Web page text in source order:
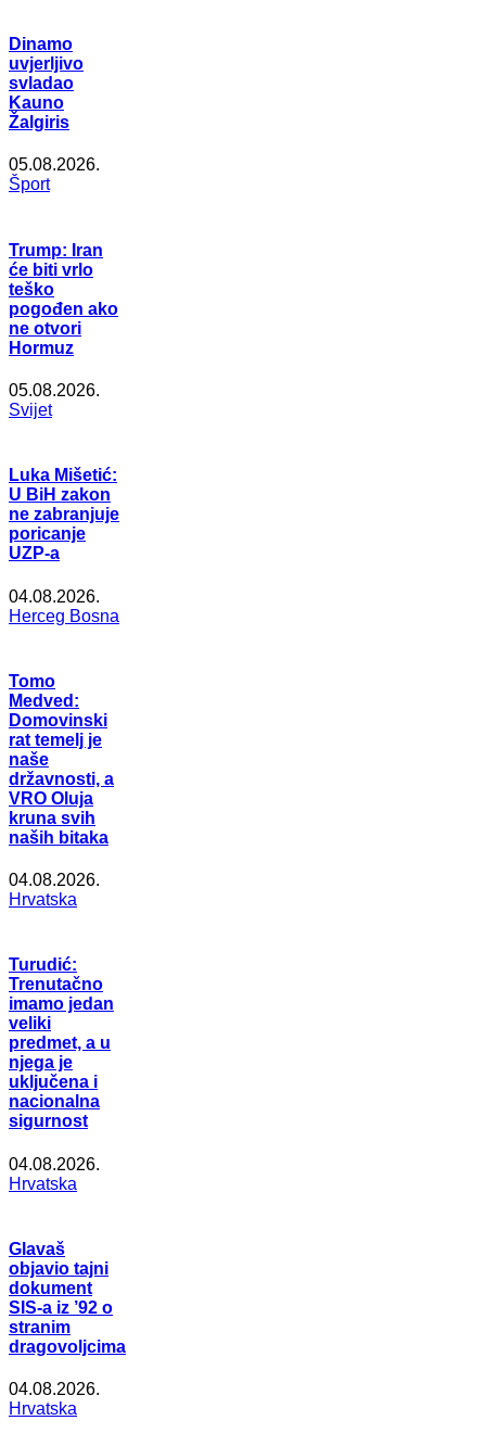
Dinamo
uvjerljivo
svladao
Kauno
Žalgiris
05.08.2026.
Šport
Trump: Iran
će biti vrlo
teško
pogođen ako
ne otvori
Hormuz
05.08.2026.
Svijet
Luka Mišetić:
U BiH zakon
ne zabranjuje
poricanje
UZP-a
04.08.2026.
Herceg Bosna
Tomo
Medved:
Domovinski
rat temelj je
naše
državnosti, a
VRO Oluja
kruna svih
naših bitaka
04.08.2026.
Hrvatska
Turudić:
Trenutačno
imamo jedan
veliki
predmet, a u
njega je
uključena i
nacionalna
sigurnost
04.08.2026.
Hrvatska
Glavaš
objavio tajni
dokument
SIS-a iz ’92 o
stranim
dragovoljcima
04.08.2026.
Hrvatska